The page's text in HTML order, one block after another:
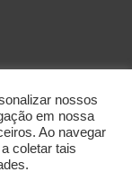
nossos
em nossa
Ao navegar
coletar tais